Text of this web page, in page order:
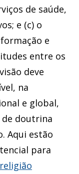
de saúde,
e (c) o
e
entre os
deve
na
e global,
doutrina
Aqui estão
para